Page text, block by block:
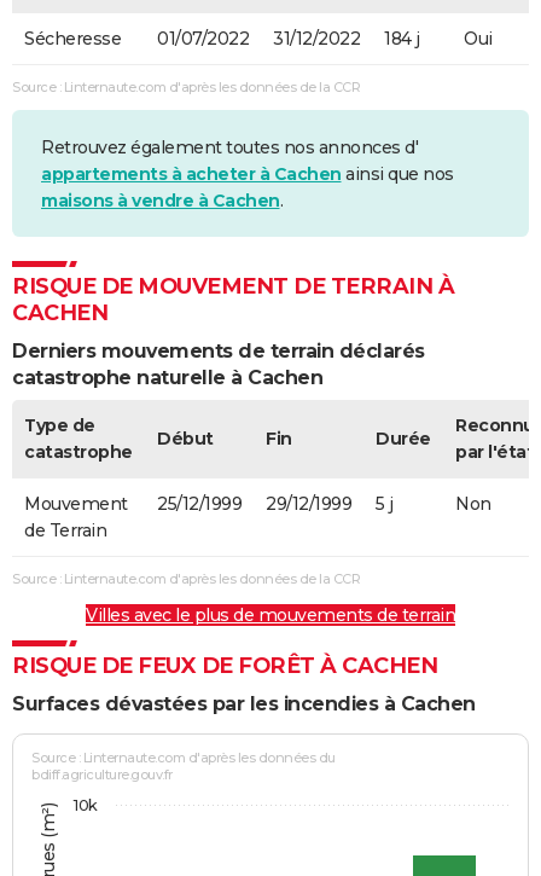
Sécheresse 01/07/2022 31/12/2022 184 j Oui
Source : Linternaute.com d'après les données de la CCR
Retrouvez également toutes nos annonces d'
appartements à acheter à Cachen ainsi que nos
maisons à vendre à Cachen.
RISQUE DE MOUVEMENT DE TERRAIN À
CACHEN
Derniers mouvements de terrain déclarés
catastrophe naturelle à Cachen
Type de
catastrophe
Début Fin Durée
par l'état
Mouvement
de Terrain
25/12/1999 29/12/1999 5 j Non
Source : Linternaute.com d'après les données de la CCR
Villes avec le plus de mouvements de terrain
RISQUE DE FEUX DE FORÊT À CACHEN
Surfaces dévastées par les incendies à Cachen
Source : Linternaute.com d'après les données du
bdiff.agriculture.gouv.fr
10k